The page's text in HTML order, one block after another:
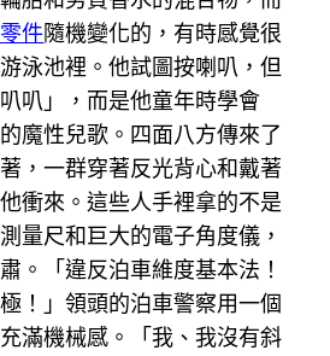
件隨機變化的，有時感覺很
泳池裡。他試圖按喇叭，但
叭」，而是他童年時學會
魔性兒歌。四面八方傳來了
，一群穿著反光背心和戴著
衝來。這些人手裡拿的不是
量尺和巨大的電子角度儀，
。「違反泊車維度基本法！
！」領頭的泊車警察用一個
滿機械感。「我、我沒有斜